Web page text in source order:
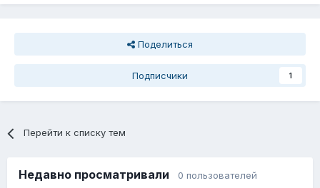
Поделиться
Подписчики 1
Перейти к списку тем
Недавно просматривали 0 пользователей